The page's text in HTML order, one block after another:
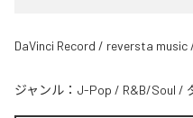
DaVinci Record / reversta
ジャンル： J-Pop / R&B/Soul /